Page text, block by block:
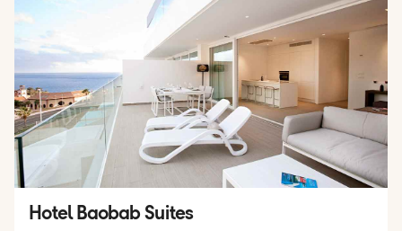
Hotel Baobab Suites